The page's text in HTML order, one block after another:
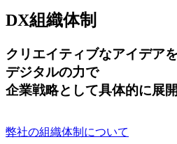
DX組織体制
クリエイティブなアイデアを
デジタルの力で
企業戦略として具体的に展開
弊社の組織体制について